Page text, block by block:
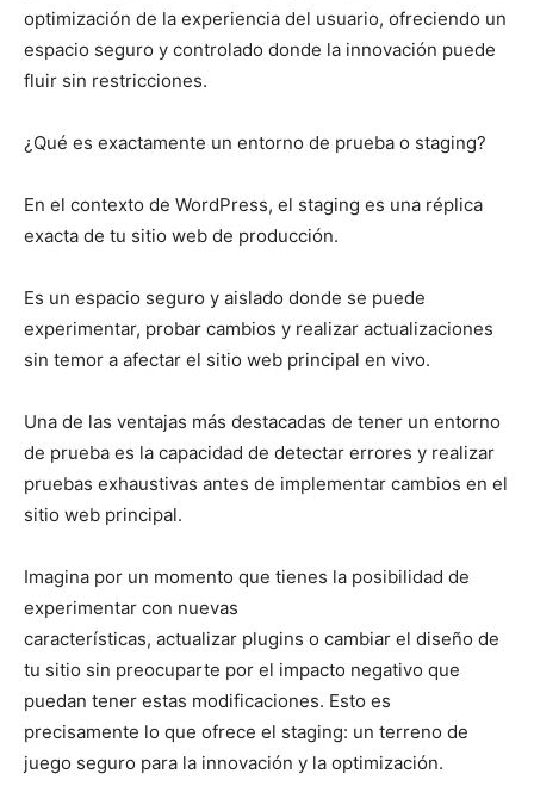
optimización de la experiencia del usuario, ofreciendo un
espacio seguro y controlado donde la innovación puede
fluir sin restricciones.
¿Qué es exactamente un entorno de prueba o staging?
En el contexto de WordPress, el staging es una réplica
exacta de tu sitio web de producción.
Es un espacio seguro y aislado donde se puede
experimentar, probar cambios y realizar actualizaciones
sin temor a afectar el sitio web principal en vivo.
Una de las ventajas más destacadas de tener un entorno
de prueba es la capacidad de detectar errores y realizar
pruebas exhaustivas antes de implementar cambios en el
sitio web principal.
Imagina por un momento que tienes la posibilidad de
experimentar con nuevas
características, actualizar plugins o cambiar el diseño de
tu sitio sin preocuparte por el impacto negativo que
puedan tener estas modificaciones. Esto es
precisamente lo que ofrece el staging: un terreno de
juego seguro para la innovación y la optimización.